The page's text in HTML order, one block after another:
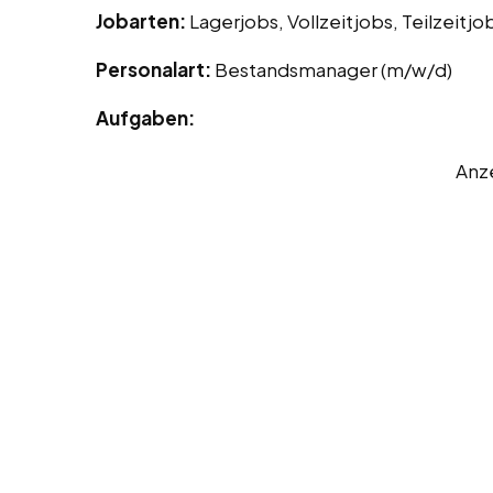
Jobarten: Lagerjobs, Vollzeitjobs,
Personalart: Bestandsmanager (m/w/d)
Aufgaben: